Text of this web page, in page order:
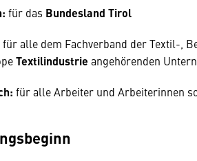
für das Bundesland Tirol
für alle dem Fachverband der Textil-,
Textilindustrie angehörenden
für alle Arbeiter und Arbeiterinnen